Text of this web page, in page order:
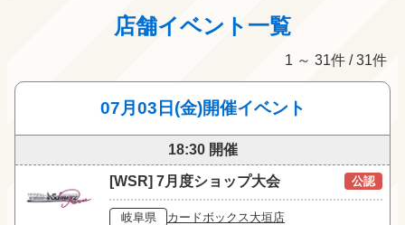
店舗イベント一覧
1 ～ 31件 / 31件
07月03日(金)開催イベント
18:30 開催
[WSR] 7月度ショップ大会 公認
岐阜県
カードボックス大垣店